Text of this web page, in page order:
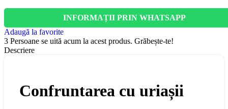
INFORMAȚII PRIN WHATSAPP
Adaugă la favorite
3 Persoane se uită acum la acest produs. Grăbește-te!
Descriere
Confruntarea cu uriașii